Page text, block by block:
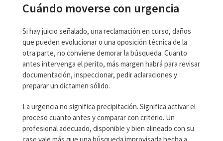
Cuándo moverse con urgencia
Si hay juicio señalado, una reclamación en curso, daños
que pueden evolucionar o una oposición técnica de la
otra parte, no conviene demorar la búsqueda. Cuanto
antes intervenga el perito, más margen habrá para revisar
documentación, inspeccionar, pedir aclaraciones y
preparar un dictamen sólido.
La urgencia no significa precipitación. Significa activar el
proceso cuanto antes y comparar con criterio. Un
profesional adecuado, disponible y bien alineado con su